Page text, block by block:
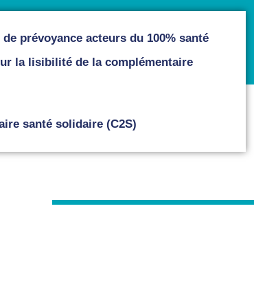
prévoyance acteurs du 100% santé
la lisibilité de la complémentaire
santé solidaire (C2S)